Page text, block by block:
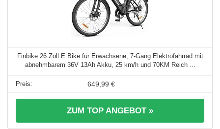
Finbike 26 Zoll E Bike für Erwachsene, 7-Gang Elektrofahrrad mit
abnehmbarem 36V 13Ah Akku, 25 km/h und 70KM Reich ...
649,99 €
ZUM TOP ANGEBOT »